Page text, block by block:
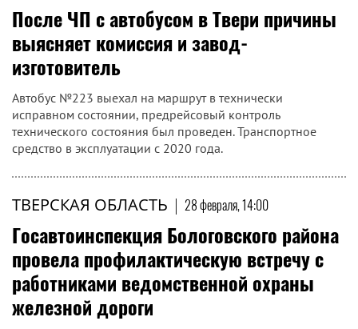
После ЧП с автобусом в Твери причины
выясняет комиссия и завод-
изготовитель
Автобус №223 выехал на маршрут в технически
исправном состоянии, предрейсовый контроль
технического состояния был проведен. Транспортное
средство в эксплуатации с 2020 года.
ТВЕРСКАЯ ОБЛАСТЬ | 28 февраля, 14:00
Госавтоинспекция Бологовского района
провела профилактическую встречу с
работниками ведомственной охраны
железной дороги